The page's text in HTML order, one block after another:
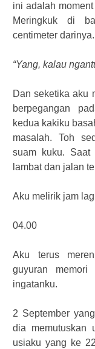
ini adalah
Meringkuk di
centimeter darinya.
“Yang, kalau
Dan seketika aku
berpegangan
kedua kakiku
masalah. Toh
suam kuku.
lambat dan jalan
Aku melirik jam
04.00
Aku terus
guyuran memori
ingatanku.
2 September
dia memutuskan
usiaku yang ke